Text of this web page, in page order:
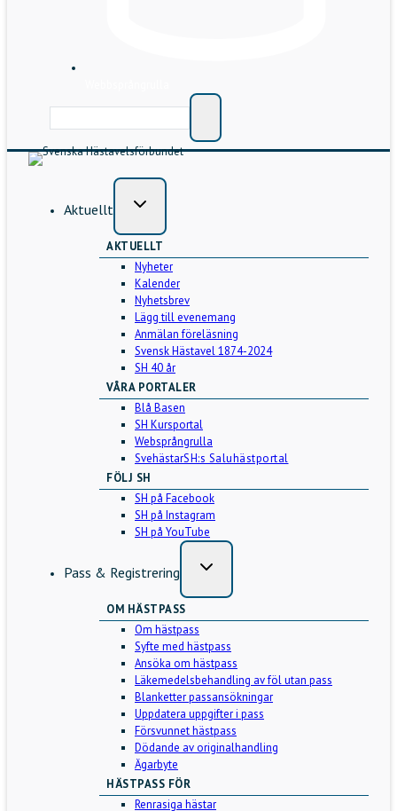
Aktuellt
AKTUELLT
Nyheter
Kalender
Nyhetsbrev
Lägg till evenemang
Anmälan föreläsning
Svensk Hästavel 1874-2024
SH 40 år
VÅRA PORTALER
Blå Basen
SH Kursportal
Websprångrulla
SvehästarSH:s Saluhästportal
FÖLJ SH
SH på Facebook
SH på Instagram
SH på YouTube
Pass & Registrering
OM HÄSTPASS
Om hästpass
Syfte med hästpass
Ansöka om hästpass
Läkemedelsbehandling av föl utan pass
Blanketter passansökningar
Uppdatera uppgifter i pass
Försvunnet hästpass
Dödande av originalhandling
Ägarbyte
HÄSTPASS FÖR
Renrasiga hästar